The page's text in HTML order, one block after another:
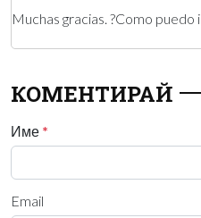
Muchas gracias. ?Como puedo
КОМЕНТИРАЙ
Име *
Email